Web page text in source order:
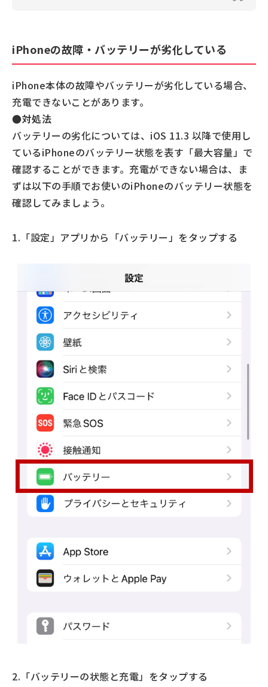
iPhoneの故障・バッテリーが劣化している
iPhone本体の故障やバッテリーが劣化している場合、
充電できないことがあります。
●対処法
バッテリーの劣化については、iOS 11.3 以降で使用し
ているiPhoneのバッテリー状態を表す「最大容量」で
確認することができます。充電ができない場合は、ま
ずは以下の手順でお使いのiPhoneのバッテリー状態を
確認してみましょう。
1.「設定」アプリから「バッテリー」をタップする
2.「バッテリーの状態と充電」をタップする